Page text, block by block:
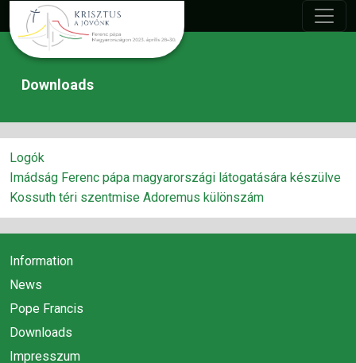
Downloads
Logók
Imádság Ferenc pápa magyarországi látogatására készülve
Kossuth téri szentmise Adoremus különszám
Information
News
Pope Francis
Downloads
Impresszum